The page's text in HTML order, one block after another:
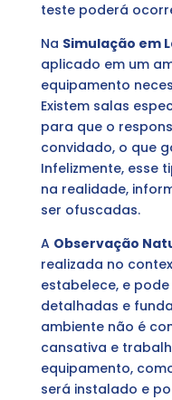
teste poderá
Na Simulação em
aplicado em um
equipamento
Existem salas
para que o
convidado, o que
Infelizmente, esse
na realidade,
ser ofuscadas.
A Observação
realizada no
estabelece, e
detalhadas e
ambiente não é
cansativa e
equipamento,
será instalado e